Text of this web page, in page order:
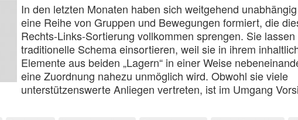
In den letzten Monaten haben sich weitgehend
eine Reihe von Gruppen und Bewegungen formiert, die
Rechts-Links-Sortierung vollkommen sprengen. Sie
traditionelle Schema einsortieren, weil sie in ihrem
Elemente aus beiden „Lagern“ in einer Weise
eine Zuordnung nahezu unmöglich wird. Obwohl sie viele
unterstützenswerte Anliegen vertreten, ist im Umgang